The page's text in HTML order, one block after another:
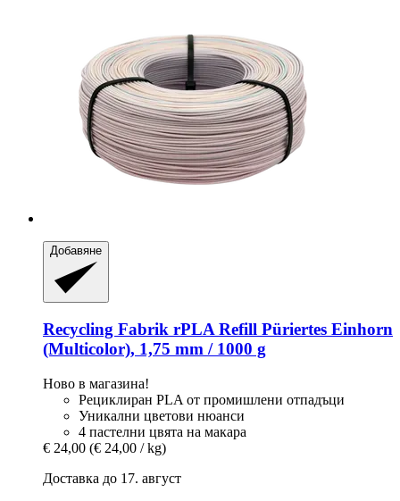
Добавяне
Recycling Fabrik rPLA Refill Püriertes Einhorn
(Multicolor), 1,75 mm / 1000 g
Ново в магазина!
Рециклиран PLA от промишлени отпадъци
Уникални цветови нюанси
4 пастелни цвята на макара
€ 24,00 (€ 24,00 / kg)
Доставка до 17. август